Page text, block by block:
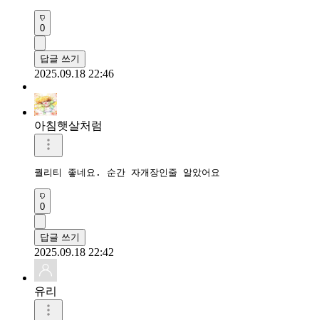
0
답글 쓰기
2025.09.18 22:46
아침햇살처럼
퀄리티 좋네요. 순간 자개장인줄 알았어요
0
답글 쓰기
2025.09.18 22:42
유리